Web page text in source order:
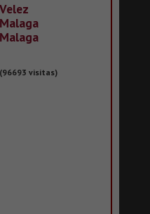
Velez
Malaga
Malaga
(96693 visitas)